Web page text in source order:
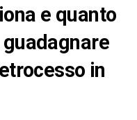
e quanto
in